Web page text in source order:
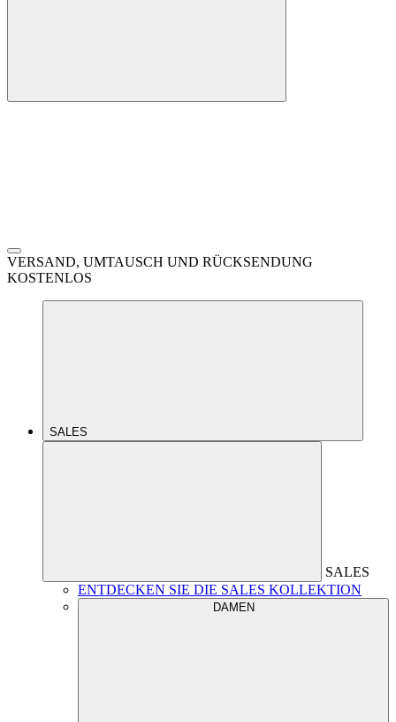
VERSAND, UMTAUSCH UND RÜCKSENDUNG
KOSTENLOS
SALES
SALES
ENTDECKEN SIE DIE SALES KOLLEKTION
DAMEN